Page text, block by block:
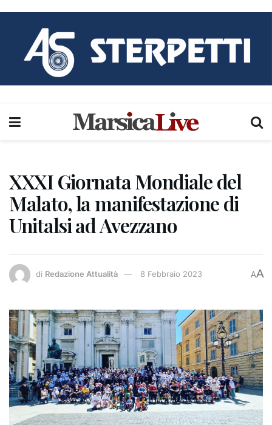
XXXI Giornata Mondiale del
Malato, la manifestazione di
Unitalsi ad Avezzano
di Redazione Attualità 8 Febbraio 2023 AA